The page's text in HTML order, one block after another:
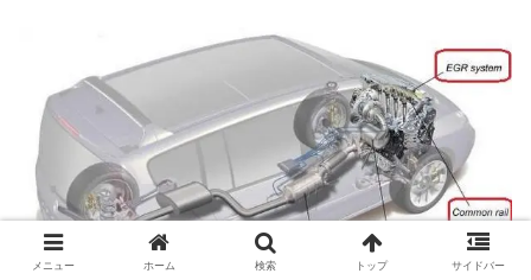
メニュー ホーム 検索 トップ サイドバー